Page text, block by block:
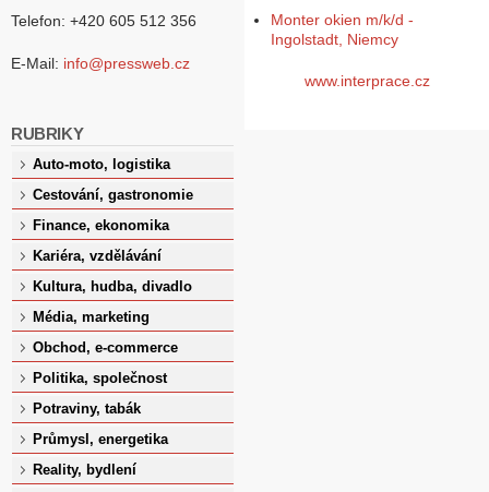
Telefon: +420 605 512 356
E-Mail: info@pressweb.cz
RUBRIKY
Auto-moto, logistika
Cestování, gastronomie
Finance, ekonomika
Kariéra, vzdělávání
Kultura, hudba, divadlo
Média, marketing
Obchod, e-commerce
Politika, společnost
Potraviny, tabák
Průmysl, energetika
Reality, bydlení
Monter okien m/k/d -
Ingolstadt, Niemcy
www.interprace.cz